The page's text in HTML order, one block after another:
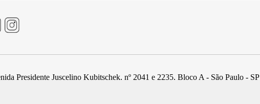
Presidente Juscelino Kubitschek, nº 2041 e 2235, Bloco A - São Paulo - SP